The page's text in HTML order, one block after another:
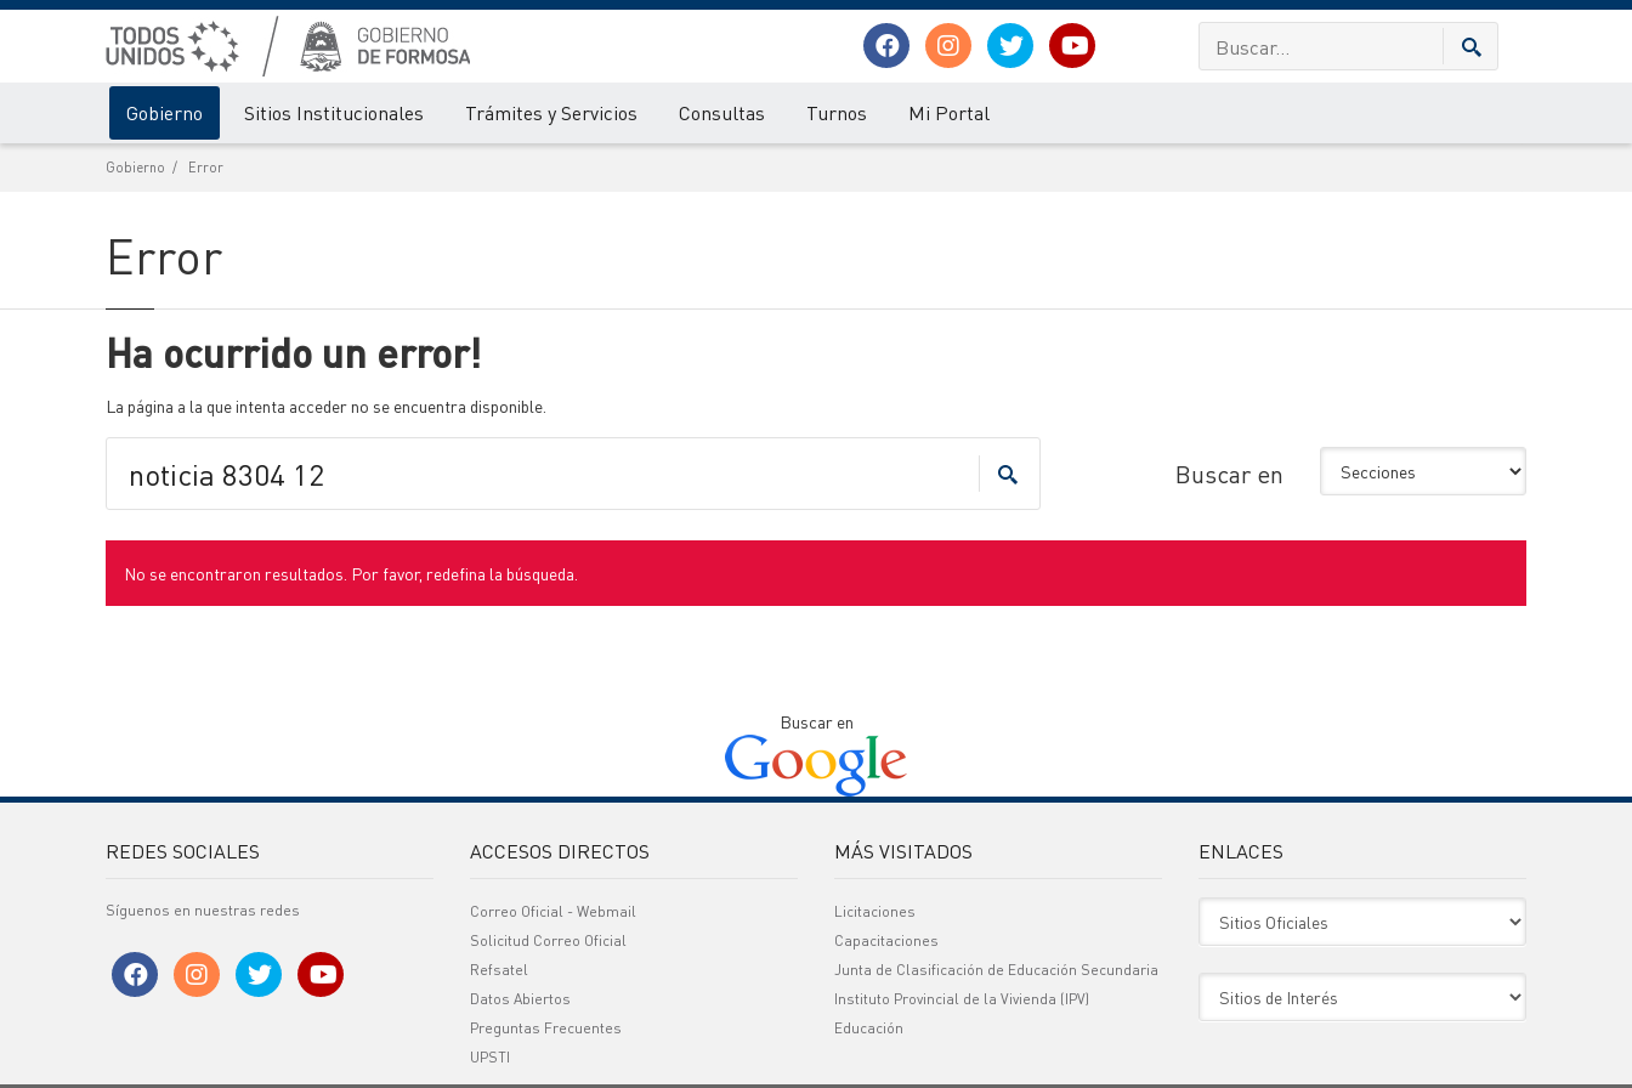
Gobierno Sitios Institucionales Trámites y Servicios Consultas Turnos Mi Portal
Gobierno Error
Error
Ha ocurrido un error!
La página a la que intenta acceder no se encuentra disponible.
Buscar en
No se encontraron resultados. Por favor, redefina la búsqueda.
Buscar en
REDES SOCIALES
Síguenos en nuestras redes
ACCESOS DIRECTOS
Correo Oficial - Webmail
Solicitud Correo Oficial
Refsatel
Datos Abiertos
Preguntas Frecuentes
UPSTI
MÁS VISITADOS
Licitaciones
Capacitaciones
Junta de Clasificación de Educación Secundaria
Instituto Provincial de la Vivienda (IPV)
Educación
ENLACES